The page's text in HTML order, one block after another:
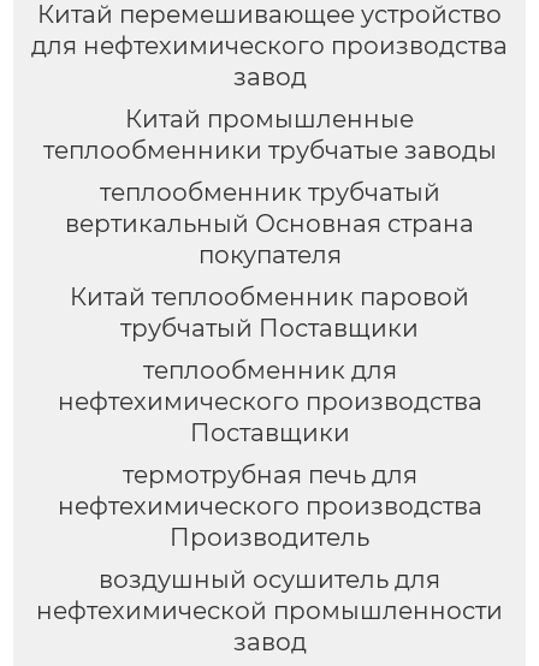
Китай перемешивающее устройство
для нефтехимического производства
завод
Китай промышленные
теплообменники трубчатые заводы
теплообменник трубчатый
вертикальный Основная страна
покупателя
Китай теплообменник паровой
трубчатый Поставщики
теплообменник для
нефтехимического производства
Поставщики
термотрубная печь для
нефтехимического производства
Производитель
воздушный осушитель для
нефтехимической промышленности
завод